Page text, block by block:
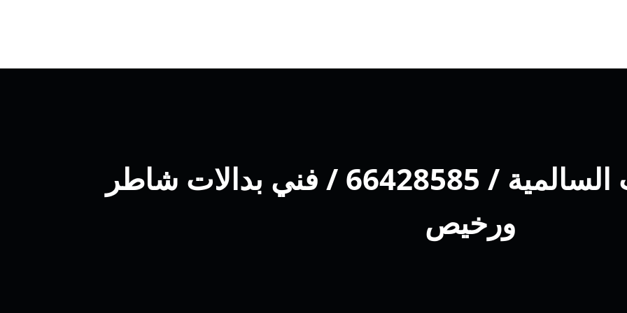
فني تركيب بدالات السالمية / 66428585 / فني بدالات شاطر
ورخيص